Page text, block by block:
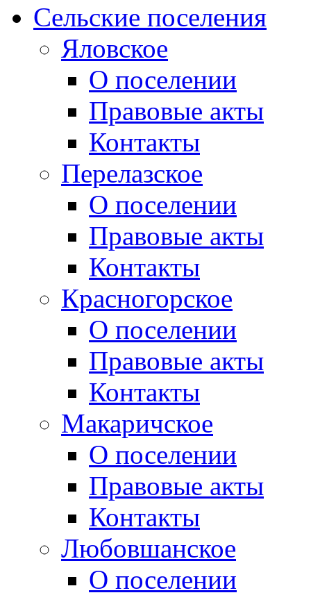
Сельские поселения
Яловское
О поселении
Правовые акты
Контакты
Перелазское
О поселении
Правовые акты
Контакты
Красногорское
О поселении
Правовые акты
Контакты
Макаричское
О поселении
Правовые акты
Контакты
Любовшанское
О поселении